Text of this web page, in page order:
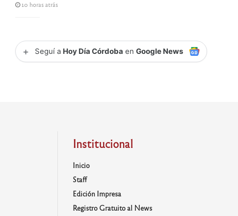
10 horas atrás
+ Seguí a Hoy Día Córdoba enGoogle News
Institucional
Inicio
Staff
Edición Impresa
Registro Gratuito al News